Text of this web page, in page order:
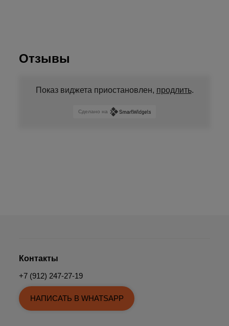
Отзывы
Показ виджета приостановлен, продлить.
Сделано на
Контакты
+7 (912) 247-27-19
НАПИСАТЬ В WHATSAPP